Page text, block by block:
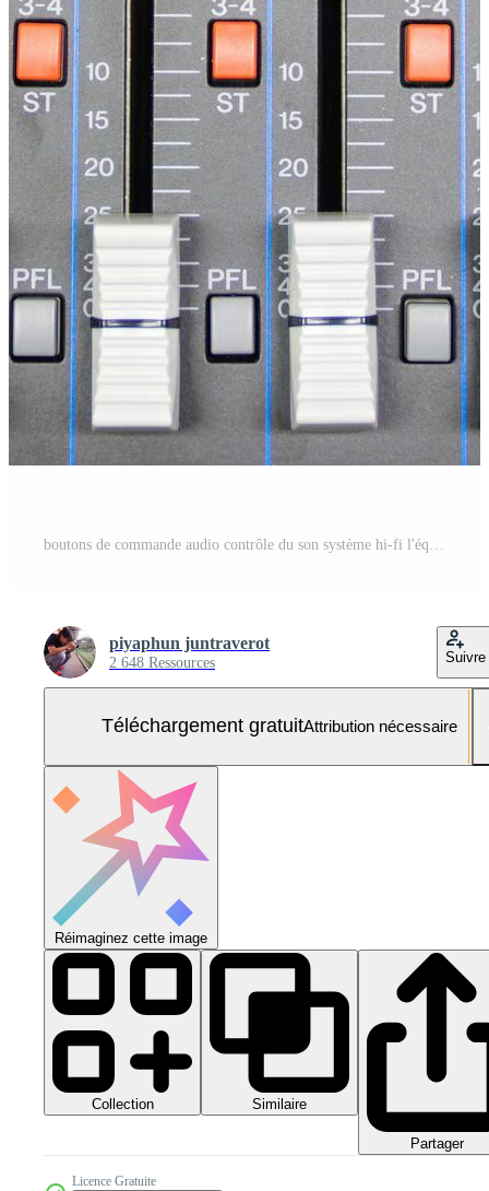
piyaphun juntraverot
2 648 Ressources Suivre
Téléchargement gratuitAttribution nécessaire
Réimaginez cette image
Collection Similaire
Partager
Licence Gratuite